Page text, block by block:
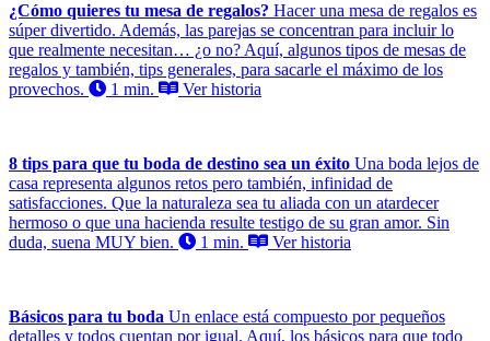
¿Cómo quieres tu mesa de regalos? Hacer una mesa de regalos es
súper divertido. Además, las parejas se concentran para incluir lo
que realmente necesitan… ¿o no? Aquí, algunos tipos de mesas de
regalos y también, tips generales, para sacarle el máximo de los
provechos.
1 min. Ver historia
8 tips para que tu boda de destino sea un éxito Una boda lejos de
casa representa algunos retos pero también, infinidad de
satisfacciones. Que la naturaleza sea tu aliada con un atardecer
hermoso o que una hacienda resulte testigo de su gran amor. Sin
duda, suena MUY bien.
1 min. Ver historia
Básicos para tu boda Un enlace está compuesto por pequeños
detalles y todos cuentan por igual. Aquí, los básicos para que todo